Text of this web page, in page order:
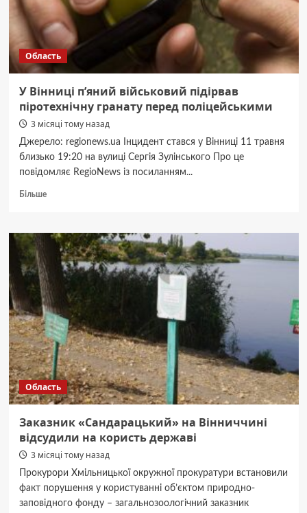
Область
У Вінниці пʼяний військовий підірвав
піротехнічну гранату перед поліцейськими
3 місяці тому назад
Джерело: regionews.ua Інцидент стався у Вінниці 11 травня
близько 19:20 на вулиці Сергія Зулінського Про це
повідомляє RegioNews із посиланням...
БільшеДокладніше
Вінниці
пʼяний
військовий
підірвав
піротехнічну
гранату
перед
поліцейськими
Область
Заказник «Сандарацький» на Вінниччині
відсудили на користь державі
3 місяці тому назад
Прокурори Хмільницької окружної прокуратури встановили
факт порушення у користуванні об’єктом природно-
заповідного фонду – загальнозоологічний заказник